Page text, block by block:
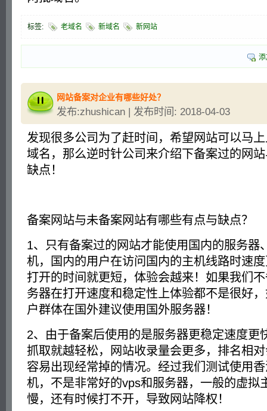
标签: 老域名 新域名 新网站
网站备案对企业有哪些好处？
发布:zhushican | 发布时间: 2018-04-03
发现很多公司为了赶时间，希望网站可以马
域名，那么逆时针公司来介绍下备案过的网
缺点！
备案网站与未备案网站有哪些有点与缺点？
1、只有备案过的网站才能使用国内的服务器
机，国内的用户在访问国内的主机线路时速
打开的时间就更短，体验会越来！如果我们
务器在打开速度和稳定性上体验都不是很好
户群体在国外建议使用国外服务器！
2、由于备案后使用的是服务器更稳定速度更
抓取就越轻松，网站收录量会更多，排名相
容易出现经常掉的情况。经过我们测试使用
机，不是非常好的vps和服务器，一般的虚拟
慢，还有时候打不开，导致网站降权！